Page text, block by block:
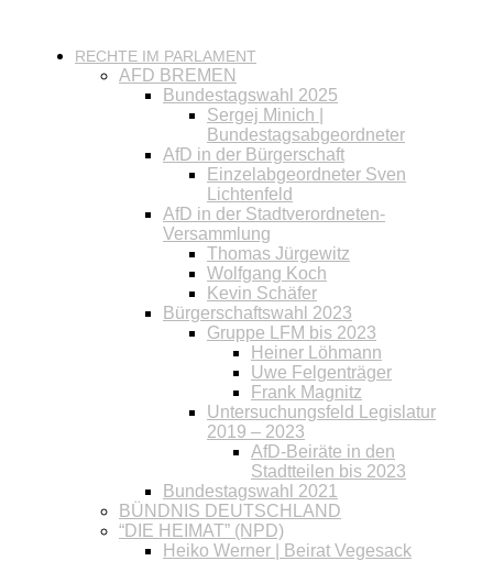
RECHTE IM PARLAMENT
AFD BREMEN
Bundestagswahl 2025
Sergej Minich |
Bundestagsabgeordneter
AfD in der Bürgerschaft
Einzelabgeordneter Sven
Lichtenfeld
AfD in der Stadtverordneten-
Versammlung
Thomas Jürgewitz
Wolfgang Koch
Kevin Schäfer
Bürgerschaftswahl 2023
Gruppe LFM bis 2023
Heiner Löhmann
Uwe Felgenträger
Frank Magnitz
Untersuchungsfeld Legislatur
2019 – 2023
AfD-Beiräte in den
Stadtteilen bis 2023
Bundestagswahl 2021
BÜNDNIS DEUTSCHLAND
“DIE HEIMAT” (NPD)
Heiko Werner | Beirat Vegesack